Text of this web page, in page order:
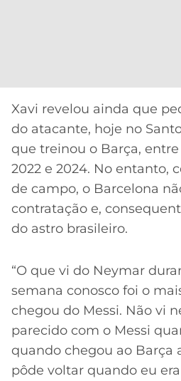
Xavi revelou ainda que
do atacante, hoje no
que treinou o Barça,
2022 e 2024. No entanto,
de campo, o Barcelona
contratação e,
do astro brasileiro.
“O que vi do Neymar
semana conosco foi o
chegou do Messi. Não vi
parecido com o Messi
quando chegou ao Barça
pôde voltar quando eu